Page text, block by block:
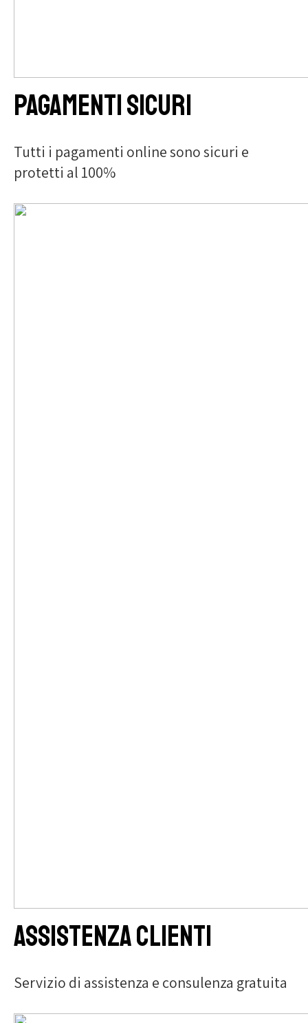
Pagamenti sicuri
Tutti i pagamenti online sono sicuri e
protetti al 100%
Assistenza clienti
Servizio di assistenza e consulenza gratuita